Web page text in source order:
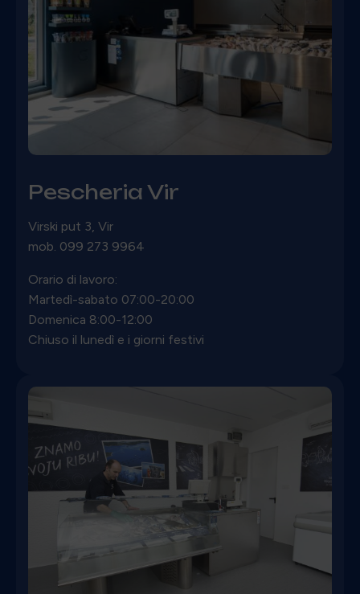
Pescheria Vir
Virski put 3, Vir
mob. 099 273 9964
Orario di lavoro:
Martedì-sabato 07:00-20:00
Domenica 8:00-12:00
Chiuso il lunedì e i giorni festivi